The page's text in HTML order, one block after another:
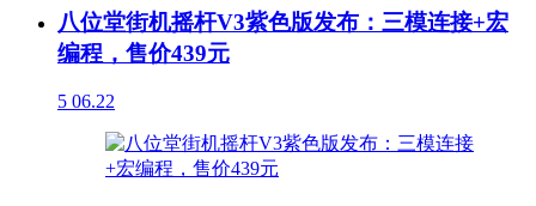
八位堂街机摇杆V3紫色版发布：三模连接+宏
编程，售价439元
5 06.22